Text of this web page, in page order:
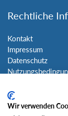
Rechtliche
Kontakt
Impressum
Datenschutz
Social Media
Wir verwenden